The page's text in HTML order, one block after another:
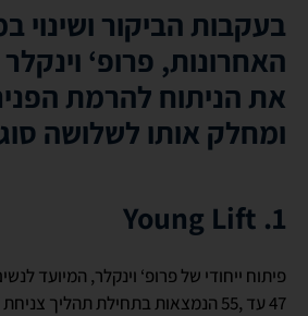
בעקבות הביקור ושינוי
האחרונות, פרופ‘
את הניתוח להרמת
ומחלק אותו לשלושה
Young Lift .1
פיתוח ייחודי של פרופ‘ וינקלר, המיועד
47 עד ,55 הנמצאות בתחילת תהליך